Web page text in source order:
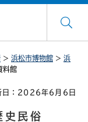
> 浜松市博物館 > 浜
料館
日：2026年6月6日
史民俗